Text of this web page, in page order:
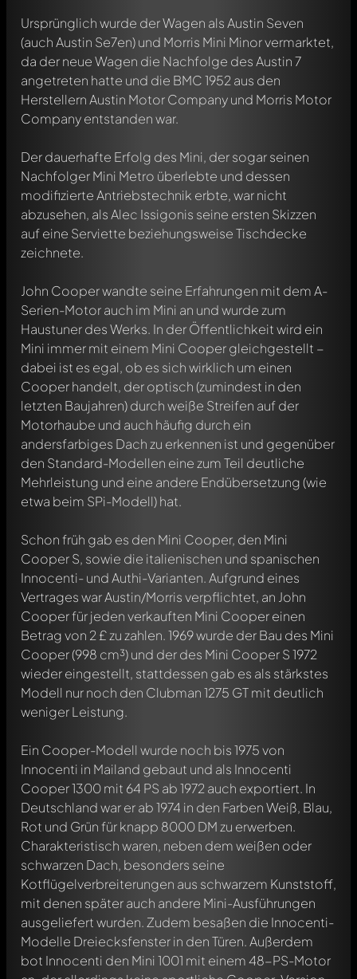
Ursprünglich wurde der Wagen als Austin Seven
(auch Austin Se7en) und Morris Mini Minor vermarktet,
da der neue Wagen die Nachfolge des Austin 7
angetreten hatte und die BMC 1952 aus den
Herstellern Austin Motor Company und Morris Motor
Company entstanden war.
Der dauerhafte Erfolg des Mini, der sogar seinen
Nachfolger Mini Metro überlebte und dessen
modifizierte Antriebstechnik erbte, war nicht
abzusehen, als Alec Issigonis seine ersten Skizzen
auf eine Serviette beziehungsweise Tischdecke
zeichnete.
John Cooper wandte seine Erfahrungen mit dem A-
Serien-Motor auch im Mini an und wurde zum
Haustuner des Werks. In der Öffentlichkeit wird ein
Mini immer mit einem Mini Cooper gleichgestellt −
dabei ist es egal, ob es sich wirklich um einen
Cooper handelt, der optisch (zumindest in den
letzten Baujahren) durch weiße Streifen auf der
Motorhaube und auch häufig durch ein
andersfarbiges Dach zu erkennen ist und gegenüber
den Standard-Modellen eine zum Teil deutliche
Mehrleistung und eine andere Endübersetzung (wie
etwa beim SPi-Modell) hat.
Schon früh gab es den Mini Cooper, den Mini
Cooper S, sowie die italienischen und spanischen
Innocenti- und Authi-Varianten. Aufgrund eines
Vertrages war Austin/Morris verpflichtet, an John
Cooper für jeden verkauften Mini Cooper einen
Betrag von 2 £ zu zahlen. 1969 wurde der Bau des Mini
Cooper (998 cm³) und der des Mini Cooper S 1972
wieder eingestellt, stattdessen gab es als stärkstes
Modell nur noch den Clubman 1275 GT mit deutlich
weniger Leistung.
Ein Cooper-Modell wurde noch bis 1975 von
Innocenti in Mailand gebaut und als Innocenti
Cooper 1300 mit 64 PS ab 1972 auch exportiert. In
Deutschland war er ab 1974 in den Farben Weiß, Blau,
Rot und Grün für knapp 8000 DM zu erwerben.
Charakteristisch waren, neben dem weißen oder
schwarzen Dach, besonders seine
Kotflügelverbreiterungen aus schwarzem Kunststoff,
mit denen später auch andere Mini-Ausführungen
ausgeliefert wurden. Zudem besaßen die Innocenti-
Modelle Dreiecksfenster in den Türen. Außerdem
bot Innocenti den Mini 1001 mit einem 48-PS-Motor